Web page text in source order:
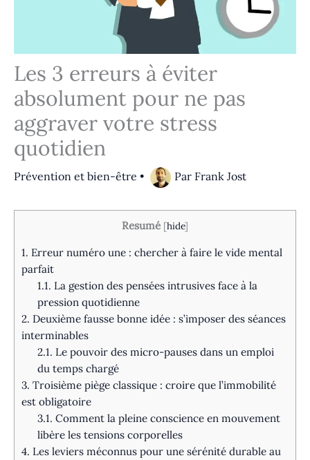
Les 3 erreurs à éviter
absolument pour ne pas
aggraver votre stress
quotidien
Prévention et bien-être • Par Frank Jost
Resumé [hide]
1. Erreur numéro une : chercher à faire le vide mental
parfait
1.1. La gestion des pensées intrusives face à la
pression quotidienne
2. Deuxième fausse bonne idée : s’imposer des séances
interminables
2.1. Le pouvoir des micro-pauses dans un emploi
du temps chargé
3. Troisième piège classique : croire que l’immobilité
est obligatoire
3.1. Comment la pleine conscience en mouvement
libère les tensions corporelles
4. Les leviers méconnus pour une sérénité durable au